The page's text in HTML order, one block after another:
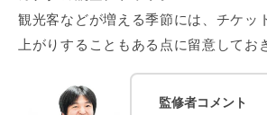
観光客などが増える季節には、チケッ
上がりすることもある点に留意してお
監修者コメント